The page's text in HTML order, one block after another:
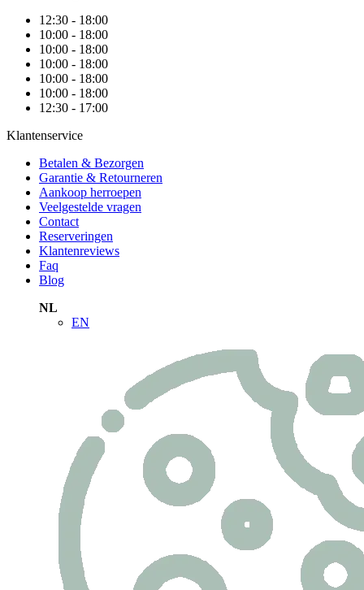
12:30 - 18:00
10:00 - 18:00
10:00 - 18:00
10:00 - 18:00
10:00 - 18:00
10:00 - 18:00
12:30 - 17:00
Klantenservice
Betalen & Bezorgen
Garantie & Retourneren
Aankoop herroepen
Veelgestelde vragen
Contact
Reserveringen
Klantenreviews
Faq
Blog
NL
EN